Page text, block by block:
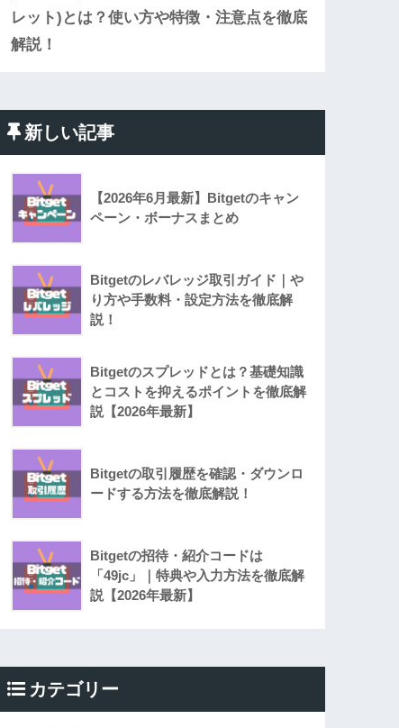
レット)とは？使い方や特徴・注意点を徹底
解説！
新しい記事
【2026年6月最新】Bitgetのキャン
ペーン・ボーナスまとめ
Bitgetのレバレッジ取引ガイド｜や
り方や手数料・設定方法を徹底解
説！
Bitgetのスプレッドとは？基礎知識
とコストを抑えるポイントを徹底解
説【2026年最新】
Bitgetの取引履歴を確認・ダウンロ
ードする方法を徹底解説！
Bitgetの招待・紹介コードは
「49jc」｜特典や入力方法を徹底解
説【2026年最新】
カテゴリー